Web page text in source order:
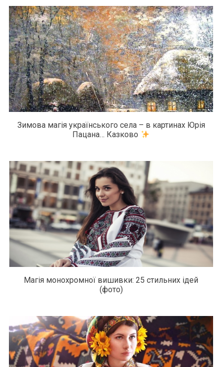
Зимова магія українського села – в картинах Юрія
Пацана… Казково
Магія монохромної вишивки: 25 стильних ідей
(фото)